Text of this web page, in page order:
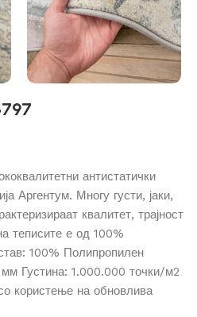
антистатички
Аргентум. Многу густи, јаки,
квалитет, трајност
теписите е од 100%
100% Полипропилен
Густина: 1.000.000 точки/м2
користење на обновлива